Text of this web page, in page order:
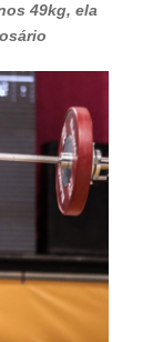
49kg, ela